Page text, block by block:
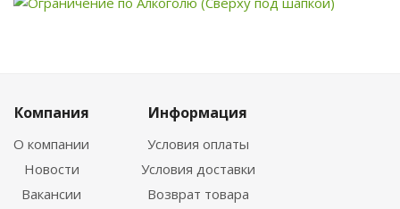
Компания
О компании
Новости
Вакансии
Информация
Условия оплаты
Условия доставки
Возврат товара